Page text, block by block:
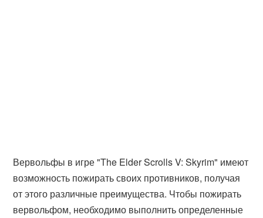
Вервольфы в игре "The Elder Scrolls V: Skyrim" имеют
возможность пожирать своих противников, получая
от этого различные преимущества. Чтобы пожирать
вервольфом, необходимо выполнить определенные